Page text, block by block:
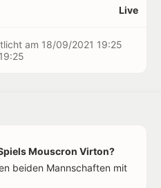
Live
am 18/09/2021 19:25
Mouscron Virton?
beiden Mannschaften mit